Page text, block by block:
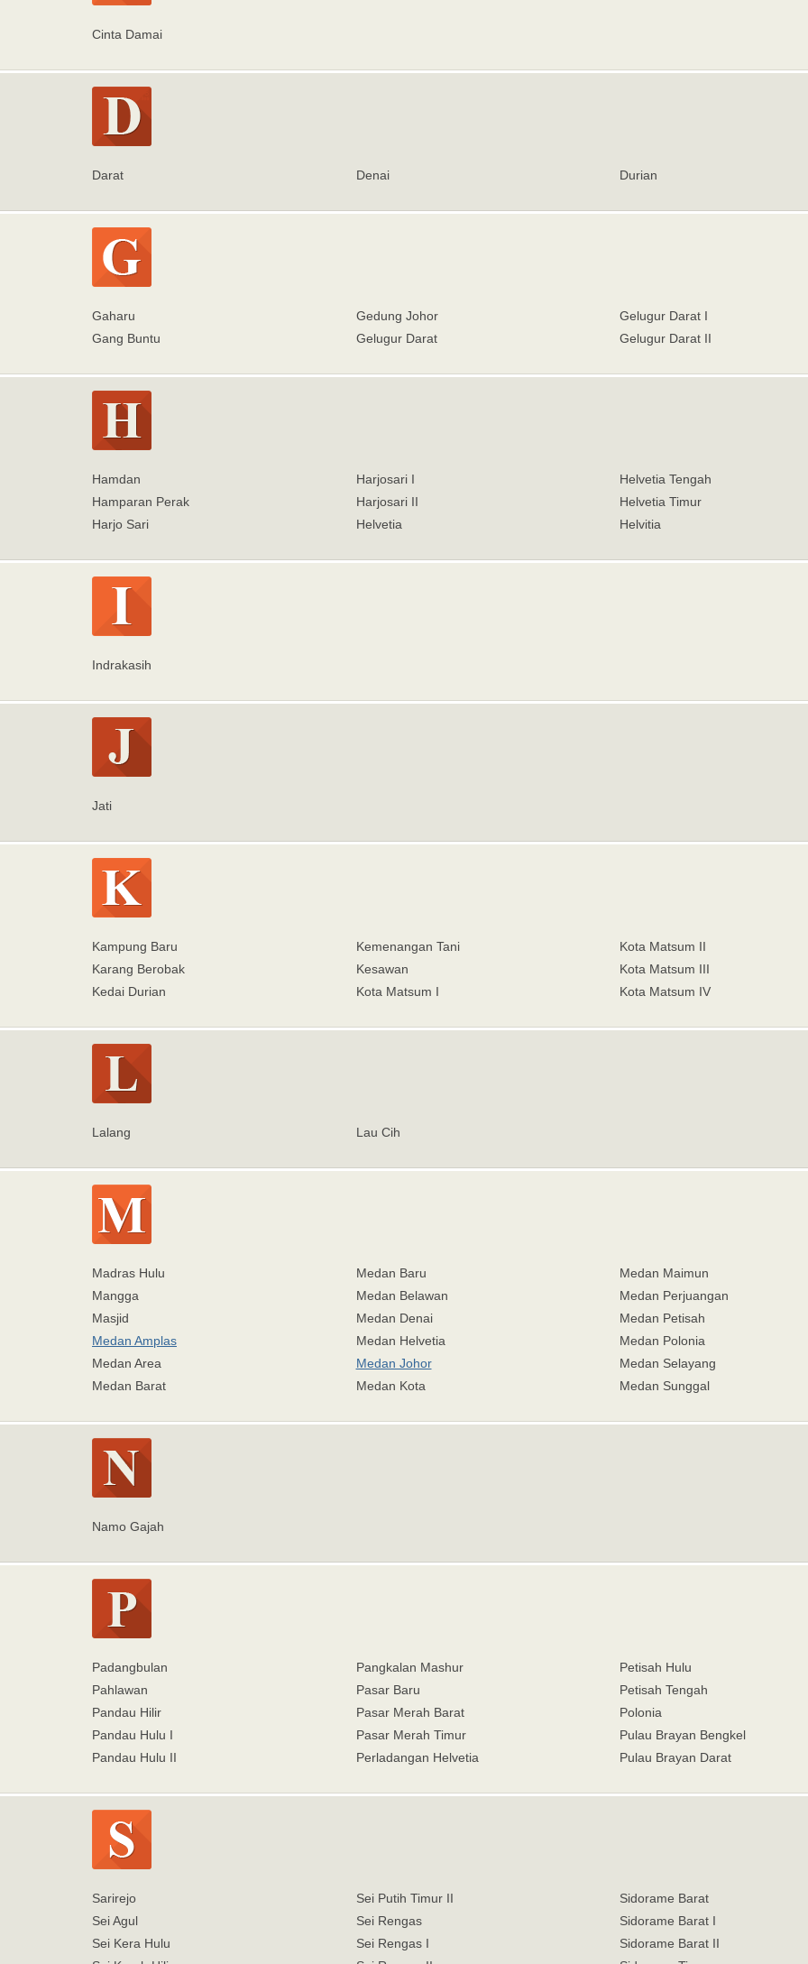
Cinta Damai
Darat Denai Durian
Gaharu
Gang Buntu
Gedung Johor
Gelugur Darat
Gelugur Darat I
Gelugur Darat II
Hamdan
Hamparan Perak
Harjo Sari
Harjosari I
Harjosari II
Helvetia
Helvetia Tengah
Helvetia Timur
Helvitia
Indrakasih
Jati
Kampung Baru
Karang Berobak
Kedai Durian
Kemenangan Tani
Kesawan
Kota Matsum I
Kota Matsum II
Kota Matsum III
Kota Matsum IV
Lalang Lau Cih
Madras Hulu
Mangga
Masjid
Medan Amplas
Medan Area
Medan Barat
Medan Baru
Medan Belawan
Medan Denai
Medan Helvetia
Medan Johor
Medan Kota
Medan Maimun
Medan Perjuangan
Medan Petisah
Medan Polonia
Medan Selayang
Medan Sunggal
Namo Gajah
Padangbulan
Pahlawan
Pandau Hilir
Pandau Hulu I
Pandau Hulu II
Pangkalan Mashur
Pasar Baru
Pasar Merah Barat
Pasar Merah Timur
Perladangan Helvetia
Petisah Hulu
Petisah Tengah
Polonia
Pulau Brayan Bengkel
Pulau Brayan Darat
Sarirejo
Sei Agul
Sei Kera Hulu
Sei Putih Timur II
Sei Rengas
Sei Rengas I
Sidorame Barat
Sidorame Barat I
Sidorame Barat II